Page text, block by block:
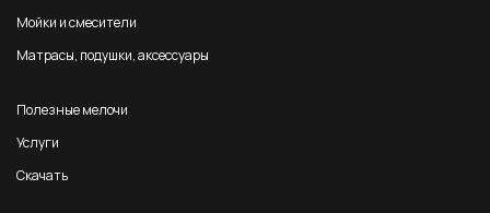
Мойки и смесители
Матрасы, подушки, аксессуары
Полезные мелочи
Услуги
Скачать